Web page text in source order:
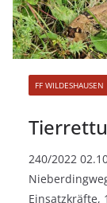
FF WILDESHAUSEN
240/2022
Einsatzkräfte,